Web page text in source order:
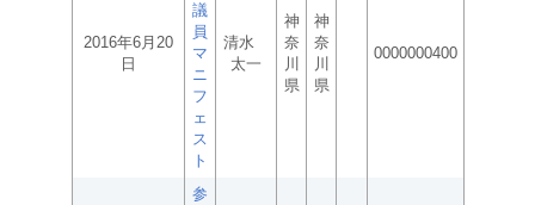
2016年6月20
日
議
員
マ
ニ
フ
ェ
ス
ト
清水
太一
神
奈
川
県
神
奈
川
県
0000000400
参